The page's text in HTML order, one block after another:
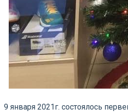
9 января 2021г. состоялось